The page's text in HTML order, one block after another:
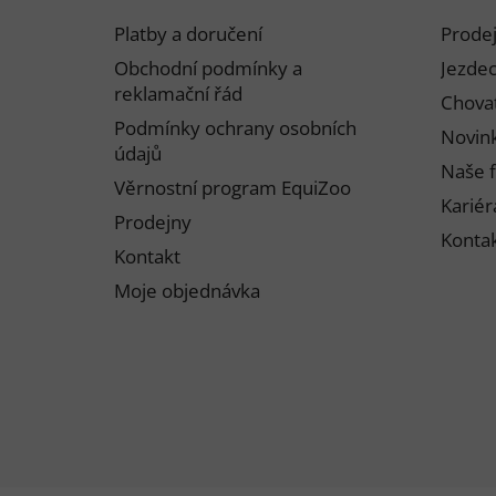
Platby a doručení
Obchodní podmínky a
reklamační řád
Podmínky ochrany osobních
údajů
Věrnostní program EquiZoo
Prodejny
Kontakt
Moje objednávka
Naše